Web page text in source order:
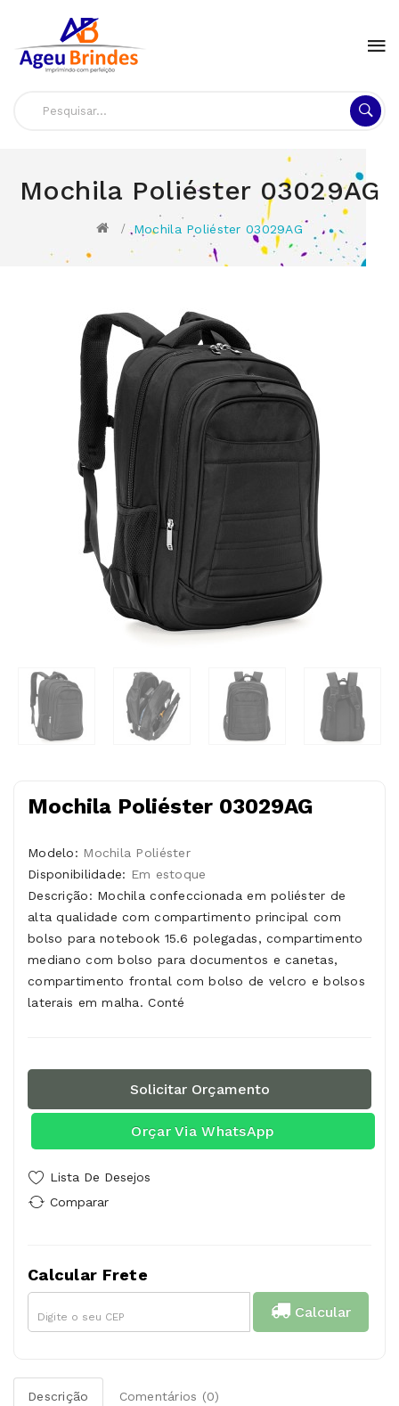
Mochila Poliéster 03029AG
Mochila Poliéster 03029AG
Mochila Poliéster 03029AG
Modelo: Mochila Poliéster
Disponibilidade: Em estoque
Descrição: Mochila confeccionada em poliéster de
alta qualidade com compartimento principal com
bolso para notebook 15.6 polegadas, compartimento
mediano com bolso para documentos e canetas,
compartimento frontal com bolso de velcro e bolsos
laterais em malha. Conté
Solicitar Orçamento
Orçar Via WhatsApp
Lista De Desejos
Comparar
Calcular Frete
Calcular
Descrição Comentários (0)